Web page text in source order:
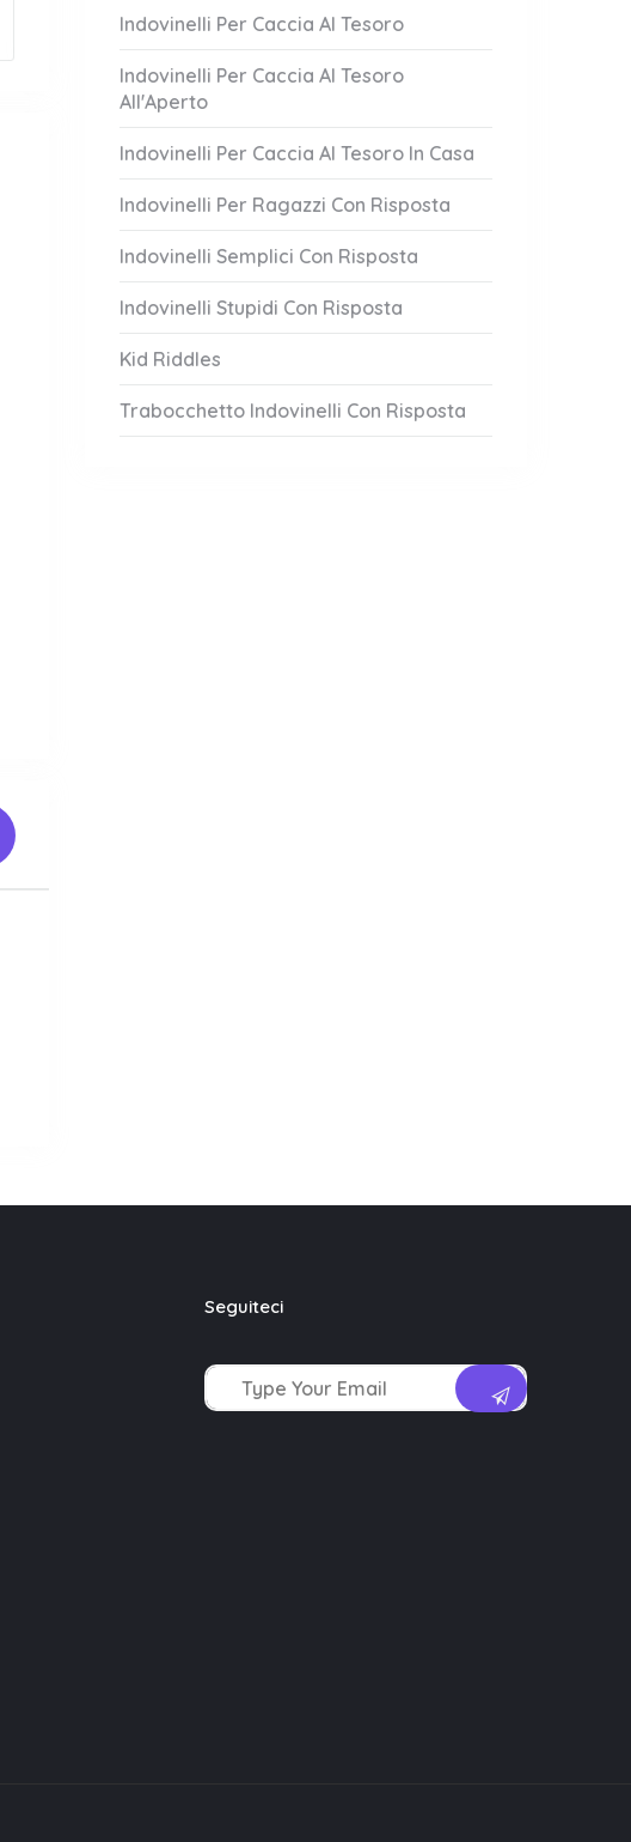
October 20, 2023 1 Answer
Indovinelli Per Caccia Al Tesoro
Indovinelli Per Caccia Al Tesoro
All'Aperto
Indovinelli Per Caccia Al Tesoro In Casa
Indovinelli Per Ragazzi Con Risposta
Indovinelli Semplici Con Risposta
Indovinelli Stupidi Con Risposta
Kid Riddles
Trabocchetto Indovinelli Con Risposta
Seguiteci